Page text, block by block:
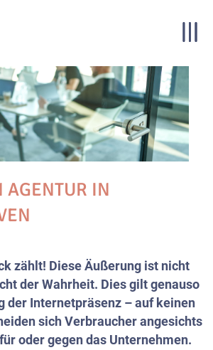
AGENTUR IN
zählt! Diese Äußerung ist nicht
der Wahrheit. Dies gilt genauso
der Internetpräsenz – auf keinen
sich Verbraucher angesichts
oder gegen das Unternehmen.